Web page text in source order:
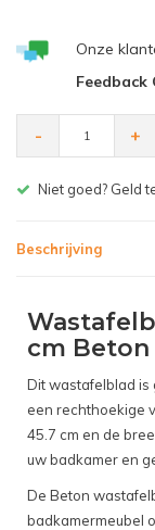
Onze
Feedback
- +
Gratis bezorgen
Beschrijving
cm Beton
Dit wastafelblad is
een rechthoekige
45.7 cm en de
uw badkamer en
De Beton
badkamermeubel